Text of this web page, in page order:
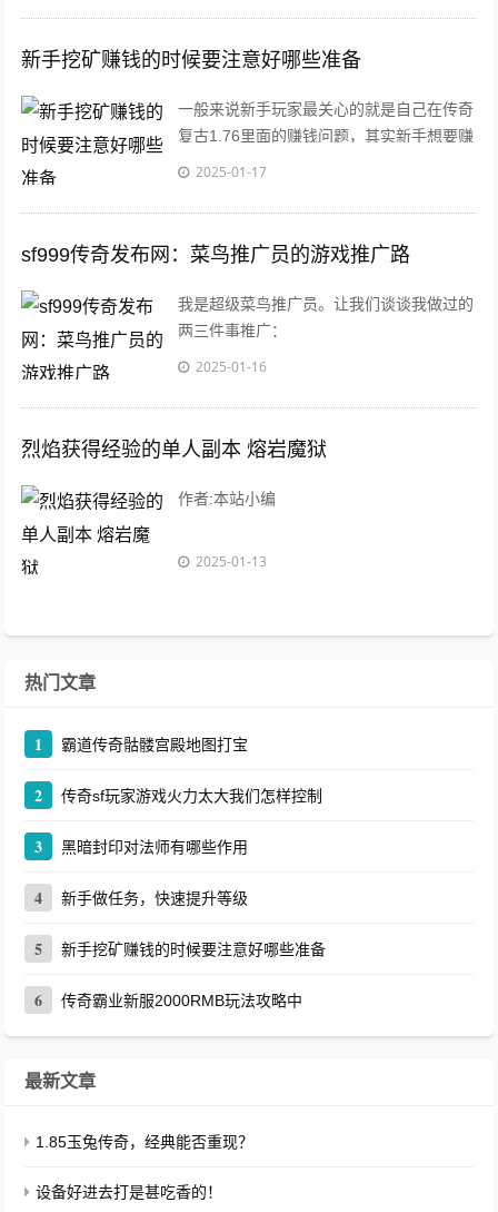
新手挖矿赚钱的时候要注意好哪些准备
一般来说新手玩家最关心的就是自己在传奇
复古1.76里面的赚钱问题，其实新手想要赚
钱的话，最有效的一个方法就是挖矿了，毕
2025-01-17
sf999传奇发布网：菜鸟推广员的游戏推广路
我是超级菜鸟推广员。让我们谈谈我做过的
两三件事推广：
2025-01-16
烈焰获得经验的单人副本 熔岩魔狱
作者:本站小编
2025-01-13
热门文章
1 霸道传奇骷髅宫殿地图打宝
2 传奇sf玩家游戏火力太大我们怎样控制
3 黑暗封印对法师有哪些作用
4 新手做任务，快速提升等级
5 新手挖矿赚钱的时候要注意好哪些准备
6 传奇霸业新服2000RMB玩法攻略中
最新文章
1.85玉兔传奇，经典能否重现？
设备好进去打是甚吃香的！